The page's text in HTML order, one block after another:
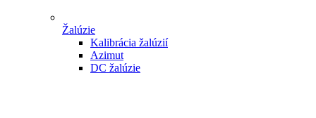
Žalúzie
Kalibrácia žalúzií
Azimut
DC žalúzie